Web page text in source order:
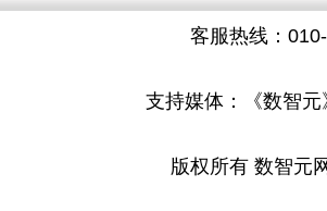
客服热线：
支持媒体：《数智
版权所有 数智元